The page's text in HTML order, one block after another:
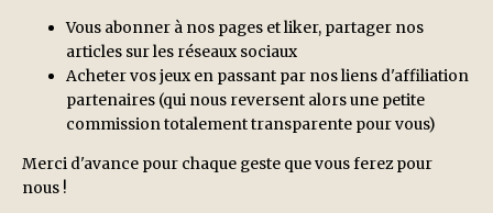
Vous abonner à nos pages et liker, partager nos
articles sur les réseaux sociaux
Acheter vos jeux en passant par nos liens d'affiliation
partenaires (qui nous reversent alors une petite
commission totalement transparente pour vous)
Merci d'avance pour chaque geste que vous ferez pour
nous !